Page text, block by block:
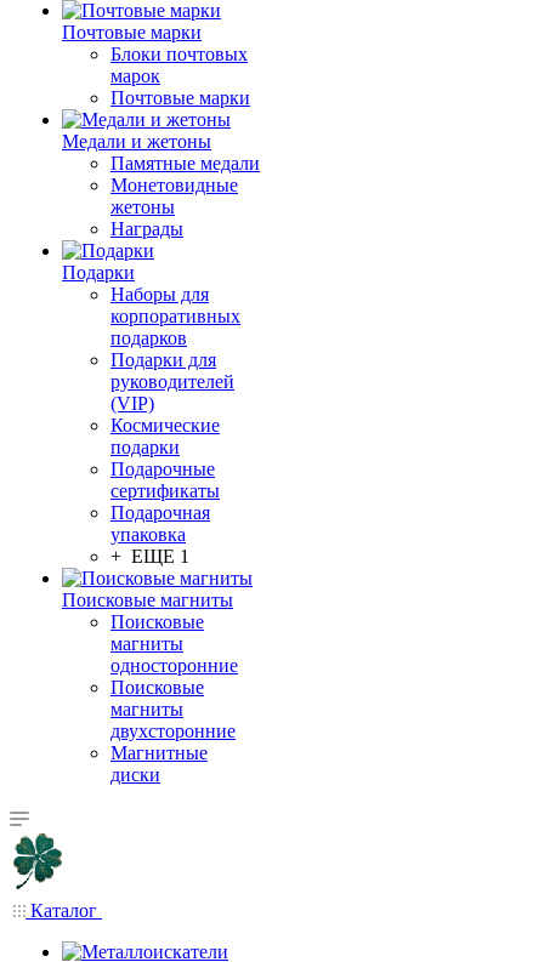
Почтовые марки
Блоки почтовых
марок
Почтовые марки
Медали и жетоны
Памятные медали
Монетовидные
жетоны
Награды
Подарки
Наборы для
корпоративных
подарков
Подарки для
руководителей
(VIP)
Космические
подарки
Подарочные
сертификаты
Подарочная
упаковка
+ ЕЩЕ 1
Поисковые магниты
Поисковые
магниты
односторонние
Поисковые
магниты
двухсторонние
Магнитные
диски
Каталог